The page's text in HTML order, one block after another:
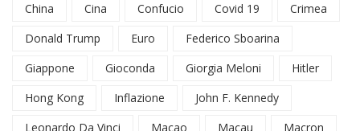
China
Cina Confucio Covid 19
Crimea
Donald Trump
Euro
Federico Sboarina
Giappone
Gioconda Giorgia Meloni
Hitler
Hong Kong
Inflazione
John F. Kennedy
Leonardo Da Vinci
Macao Macau
Macron